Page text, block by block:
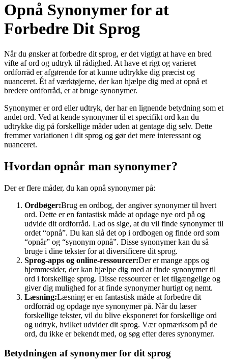
Opnå Synonymer for at
Forbedre Dit Sprog
Når du ønsker at forbedre dit sprog, er det vigtigt at have en bred
vifte af ord og udtryk til rådighed. At have et rigt og varieret
ordforråd er afgørende for at kunne udtrykke dig præcist og
nuanceret. Ét af værktøjerne, der kan hjælpe dig med at opnå et
bredere ordforråd, er at bruge synonymer.
Synonymer er ord eller udtryk, der har en lignende betydning som et
andet ord. Ved at kende synonymer til et specifikt ord kan du
udtrykke dig på forskellige måder uden at gentage dig selv. Dette
fremmer variationen i dit sprog og gør det mere interessant og
nuanceret.
Hvordan opnår man synonymer?
Der er flere måder, du kan opnå synonymer på:
Ordbøger:Brug en ordbog, der angiver synonymer til hvert
ord. Dette er en fantastisk måde at opdage nye ord på og
udvide dit ordforråd. Lad os sige, at du vil finde synonymer til
ordet “opnå”. Du kan slå det op i ordbogen og finde ord som
“opnår” og “synonym opnå”. Disse synonymer kan du så
bruge i dine tekster for at diversificere dit sprog.
Sprog-apps og online-ressourcer:Der er mange apps og
hjemmesider, der kan hjælpe dig med at finde synonymer til
ord i forskellige sprog. Disse ressourcer er let tilgængelige og
giver dig mulighed for at finde synonymer hurtigt og nemt.
Læsning:Læsning er en fantastisk måde at forbedre dit
ordforråd og opdage nye synonymer på. Når du læser
forskellige tekster, vil du blive eksponeret for forskellige ord
og udtryk, hvilket udvider dit sprog. Vær opmærksom på de
ord, du ikke er bekendt med, og søg efter deres synonymer.
Betydningen af synonymer for dit sprog